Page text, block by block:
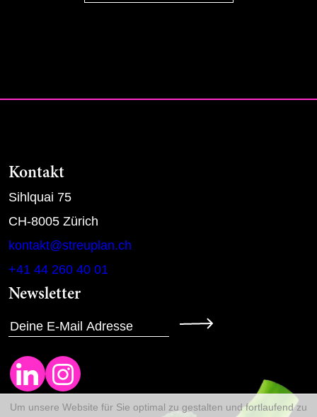
Um unsere Website für Sie optimal zu gestalten und fortlaufend zu
Kontakt
Sihlquai 75
CH-8005 Zürich
kontakt@streuplan.ch
+41 44 260 40 01
Newsletter
ANMELDEN